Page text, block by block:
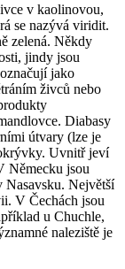
v kaolinovou,
se nazývá viridit.
zelená. Někdy
jindy jsou
jako
živců nebo
Diabasy
útvary (lze je
Uvnitř jeví
Německu jsou
Nasavsku. Největší
V Čechách jsou
u Chuchle,
naleziště je